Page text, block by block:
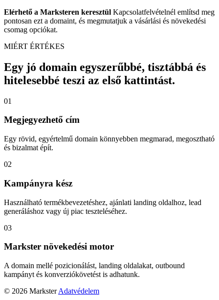
Elérhető a Marksteren keresztül Kapcsolatfelvételnél említsd meg
pontosan ezt a domaint, és megmutatjuk a vásárlási és növekedési
csomag opciókat.
MIÉRT ÉRTÉKES
Egy jó domain egyszerűbbé, tisztábbá és
hitelesebbé teszi az első kattintást.
01
Megjegyezhető cím
Egy rövid, egyértelmű domain könnyebben megmarad, megosztható
és bizalmat épít.
02
Kampányra kész
Használható termékbevezetéshez, ajánlati landing oldalhoz, lead
generáláshoz vagy új piac teszteléséhez.
03
Markster növekedési motor
A domain mellé pozicionálást, landing oldalakat, outbound
kampányt és konverziókövetést is adhatunk.
© 2026 Markster Adatvédelem